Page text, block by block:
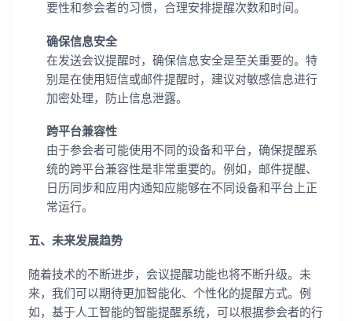
要性和参会者的习惯，合理安排提醒次数和时间。
确保信息安全
在发送会议提醒时，确保信息安全是至关重要的。特
别是在使用短信或邮件提醒时，建议对敏感信息进行
加密处理，防止信息泄露。
跨平台兼容性
由于参会者可能使用不同的设备和平台，确保提醒系
统的跨平台兼容性是非常重要的。例如，邮件提醒、
日历同步和应用内通知应能够在不同设备和平台上正
常运行。
五、未来发展趋势
随着技术的不断进步，会议提醒功能也将不断升级。未
来，我们可以期待更加智能化、个性化的提醒方式。例
如，基于人工智能的智能提醒系统，可以根据参会者的行